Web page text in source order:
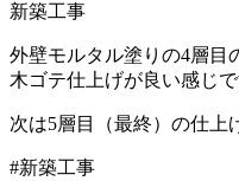
新築工事
外壁モルタル塗りの4層目
木ゴテ仕上げが良い感じで
次は5層目（最終）の仕上
#新築工事